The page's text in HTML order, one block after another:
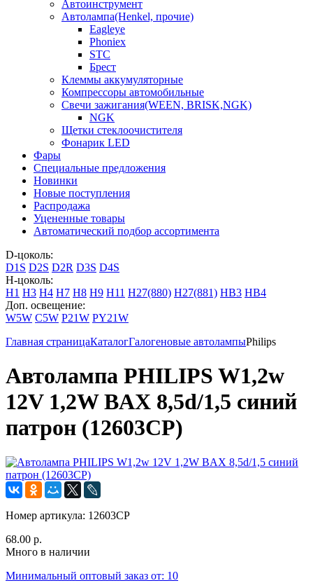
Автоинструмент
Автолампа(Henkel, прочие)
Eagleye
Phoniex
STC
Брест
Клеммы аккумуляторные
Компрессоры автомобильные
Свечи зажигания(WEEN, BRISK,NGK)
NGK
Щетки стеклоочистителя
Фонарик LED
Фары
Специальные предложения
Новинки
Новые поступления
Распродажа
Уцененные товары
Автоматический подбор ассортимента
D-цоколь:
D1S D2S D2R D3S D4S
H-цоколь:
H1 H3 H4 H7 H8 H9 H11 H27(880) H27(881) HB3 HB4
Доп. освещение:
W5W C5W P21W PY21W
Главная страницаКаталогГалогеновые автолампыPhilips
Автолампа PHILIPS W1,2w
12V 1,2W BAX 8,5d/1,5 синий
патрон (12603CP)
Номер артикула: 12603CP
68.00 р.
Много в наличии
Минимальный оптовый заказ от: 10